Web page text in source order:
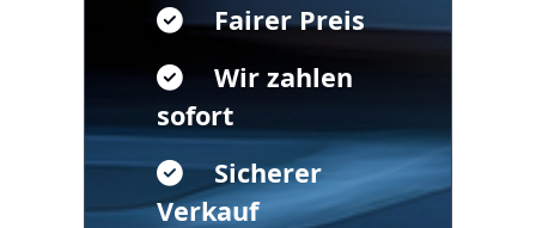
Fairer Preis
Wir zahlen
sofort
Sicherer
Verkauf